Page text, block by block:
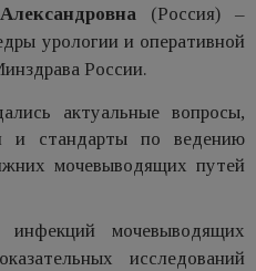
(Россия) –
урологии и оперативной
России.
актуальные вопросы,
и стандарты по ведению
мочевыводящих путей
мочевыводящих
исследований